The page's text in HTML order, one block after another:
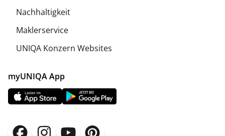
Nachhaltigkeit
Maklerservice
UNIQA Konzern Websites
myUNIQA App